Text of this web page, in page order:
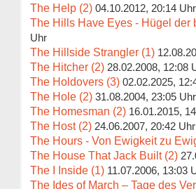
The Help (2) 04.10.2012, 20:14 Uhr
The Hills Have Eyes - Hügel der
Uhr
The Hillside Strangler (1)
The Hitcher (2) 28.02.2008, 12:08
The Holdovers (3) 02.02.2025,
The Hole (2) 31.08.2004, 23:05 Uhr
The Homesman (2) 16.01.2015,
The Host (2) 24.06.2007, 20:42 Uhr
The Hours - Von Ewigkeit zu
The House That Jack Built (2)
The I Inside (1) 11.07.2006, 13:03
The Ides of March – Tage des